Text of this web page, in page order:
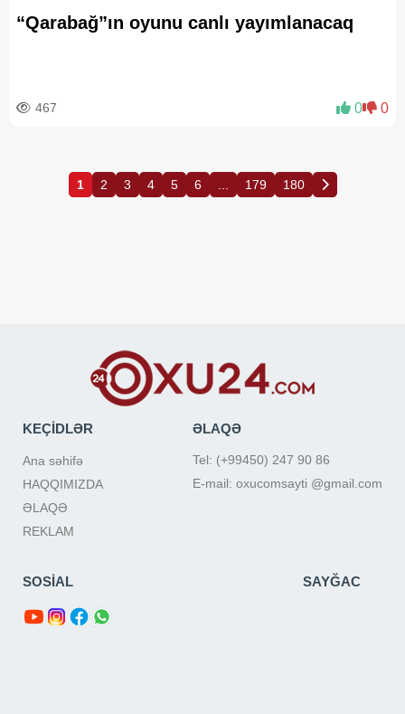
“Qarabağ”ın oyunu canlı yayımlanacaq
467 0 0
1 2 3 4 5 6 179 180
KEÇİDLƏR
Ana səhifə
HAQQIMIZDA
ƏLAQƏ
REKLAM
ƏLAQƏ
Tel: (+99450) 247 90 86
E-mail: oxucomsayti @gmail.com
SOSİAL SAYĞAC